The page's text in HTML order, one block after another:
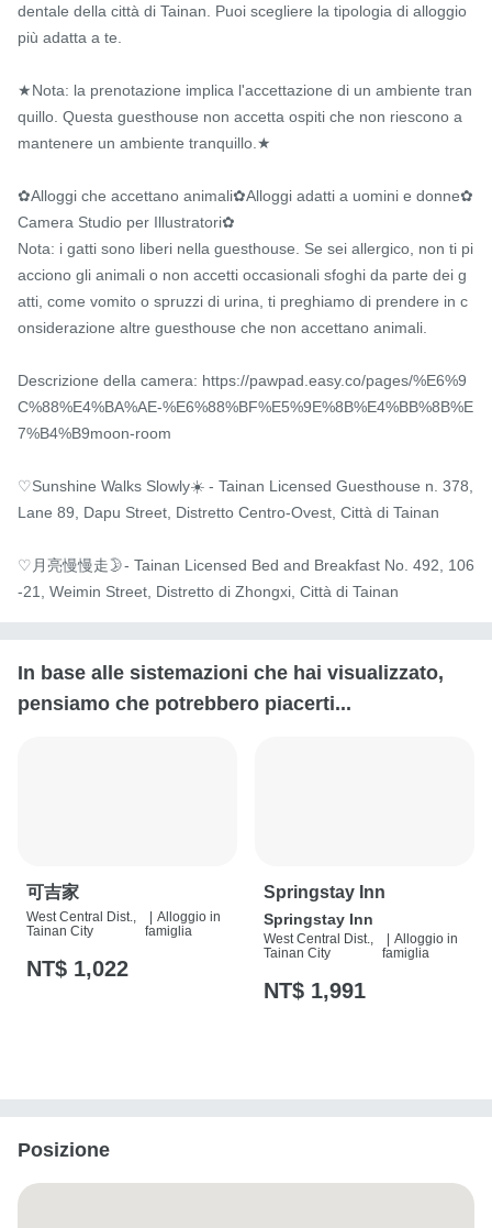
dentale della città di Tainan. Puoi scegliere la tipologia di alloggio
più adatta a te.
★Nota: la prenotazione implica l'accettazione di un ambiente tran
quillo. Questa guesthouse non accetta ospiti che non riescono a
mantenere un ambiente tranquillo.★
✿Alloggi che accettano animali✿Alloggi adatti a uomini e donne✿
Camera Studio per Illustratori✿
Nota: i gatti sono liberi nella guesthouse. Se sei allergico, non ti pi
acciono gli animali o non accetti occasionali sfoghi da parte dei g
atti, come vomito o spruzzi di urina, ti preghiamo di prendere in c
onsiderazione altre guesthouse che non accettano animali.
Descrizione della camera: https://pawpad.easy.co/pages/%E6%9
C%88%E4%BA%AE-%E6%88%BF%E5%9E%8B%E4%BB%8B%E
7%B4%B9moon-room
♡Sunshine Walks Slowly☀️ - Tainan Licensed Guesthouse n. 378,
Lane 89, Dapu Street, Distretto Centro-Ovest, Città di Tainan
♡月亮慢慢走🌛- Tainan Licensed Bed and Breakfast No. 492, 106
-21, Weimin Street, Distretto di Zhongxi, Città di Tainan
In base alle sistemazioni che hai visualizzato,
pensiamo che potrebbero piacerti...
可吉家
West Central Dist.,
Tainan City
Alloggio in
famiglia
NT$ 1,022
Springstay Inn
Springstay Inn
West Central Dist.,
Tainan City
Alloggio in
famiglia
NT$ 1,991
Posizione